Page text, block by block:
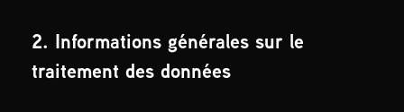
2. Informations générales sur le
traitement des données